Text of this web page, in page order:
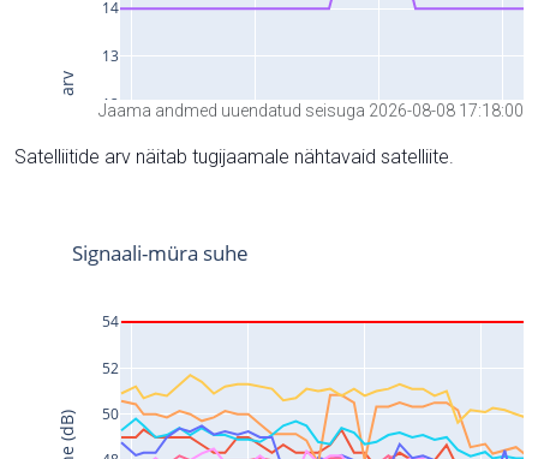
Jaama andmed uuendatud seisuga 2026-08-08 17:18:00
Satelliitide arv näitab tugijaamale nähtavaid satelliite.